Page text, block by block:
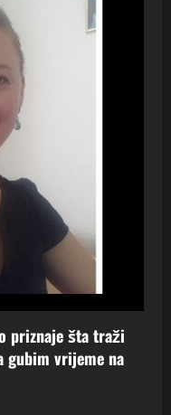
priznaje šta traži
gubim vrijeme na